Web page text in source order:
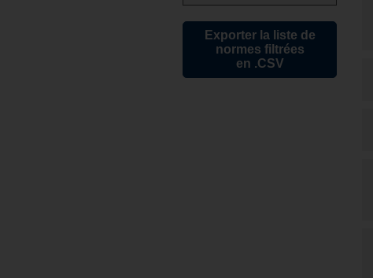
Exporter la liste de
normes filtrées
en .CSV